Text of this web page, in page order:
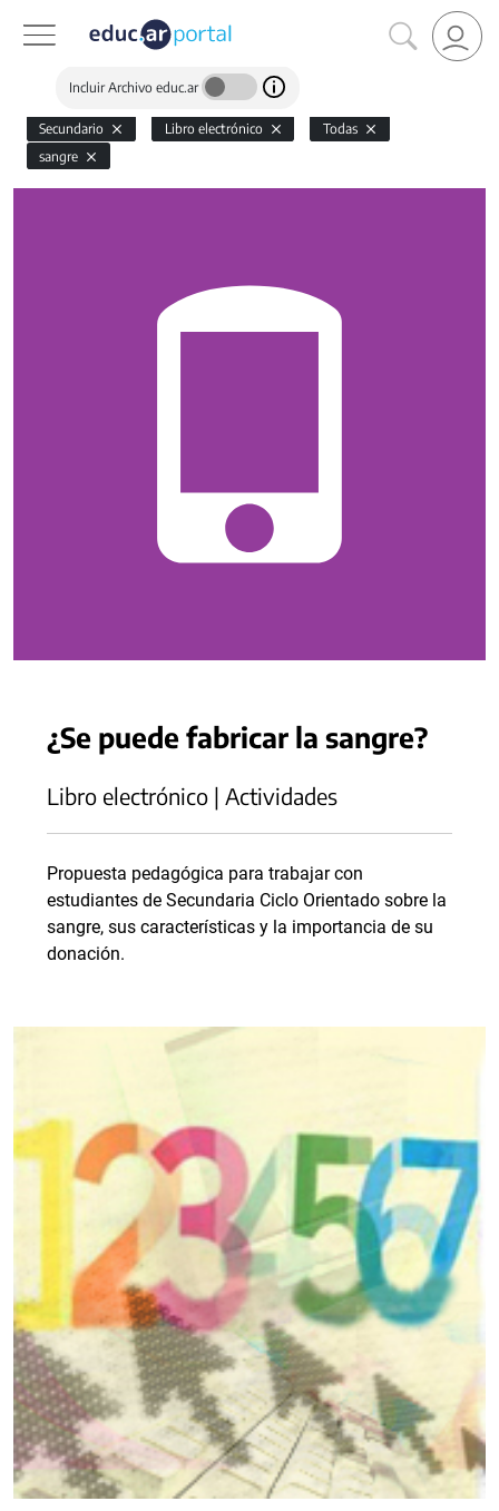
Incluir Archivo educ.ar
Secundario Libro electrónico
Todas
sangre
¿Se puede fabricar la sangre?
Libro electrónico | Actividades
Propuesta pedagógica para trabajar con
estudiantes de Secundaria Ciclo Orientado sobre la
sangre, sus características y la importancia de su
donación.